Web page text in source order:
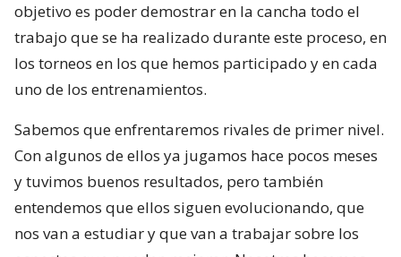
objetivo es poder demostrar en la cancha todo el
trabajo que se ha realizado durante este proceso, en
los torneos en los que hemos participado y en cada
uno de los entrenamientos.
Sabemos que enfrentaremos rivales de primer nivel.
Con algunos de ellos ya jugamos hace pocos meses
y tuvimos buenos resultados, pero también
entendemos que ellos siguen evolucionando, que
nos van a estudiar y que van a trabajar sobre los